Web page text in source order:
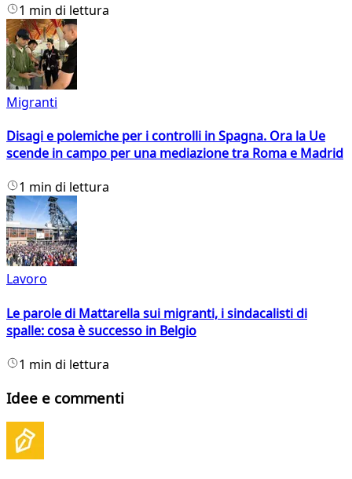
1 min di lettura
Migranti
Disagi e polemiche per i controlli in Spagna. Ora la Ue
scende in campo per una mediazione tra Roma e Madrid
1 min di lettura
Lavoro
Le parole di Mattarella sui migranti, i sindacalisti di
spalle: cosa è successo in Belgio
1 min di lettura
Idee e commenti